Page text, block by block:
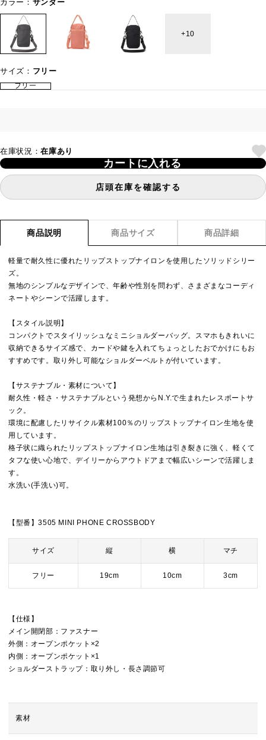
カラー： サンダー
10
サイズ： フリー
フリー
在庫状況：在庫あり
カートに入れる
店頭在庫を確認する
商品説明 商品サイズ 商品詳細
軽量で耐久性に優れたリップストップナイロンを使用したソリッドシリー
ズ。
無地のシンプルなデザインで、年齢や性別を問わず、さまざまなコーディ
ネートやシーンで活躍します。
【スタイル説明】
コンパクトでスタイリッシュなミニショルダーバッグ。スマホもきれいに
収納できるサイズ感で、カードや鍵を入れてちょっとしたおでかけにもお
すすめです。取り外し可能なショルダーベルトが付いています。
【サステナブル・素材について】
耐久性・軽さ・サステナブルという発想からN.Y.で生まれたレスポートサ
ック。
環境に配慮したリサイクル素材100％のリップストップナイロン生地を使
用しています。
格子状に織られたリップストップナイロン生地は引き裂きに強く、軽くて
タフな使い心地で、デイリーからアウトドアまで幅広いシーンで活躍しま
す。
水洗い(手洗い)可。
【型番】3505 MINI PHONE CROSSBODY
サイズ 縦 横 マチ
フリー 19cm 10cm 3cm
【仕様】
メイン開閉部：ファスナー
外側：オープンポケット×2
内側：オープンポケット×1
ショルダーストラップ：取り外し・長さ調節可
素材